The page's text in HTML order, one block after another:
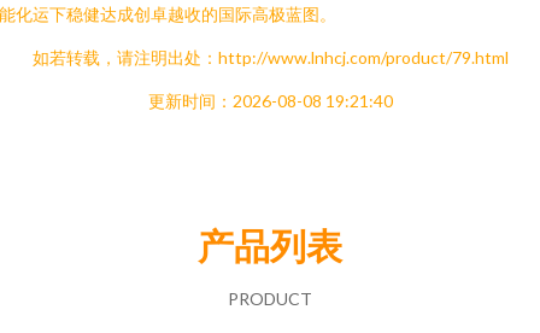
化运下稳健达成创卓越收的国际高极蓝图。
如若转载，请注明出处：http://www.lnhcj.com/product/79.html
更新时间：2026-08-08 19:21:40
产品列表
PRODUCT